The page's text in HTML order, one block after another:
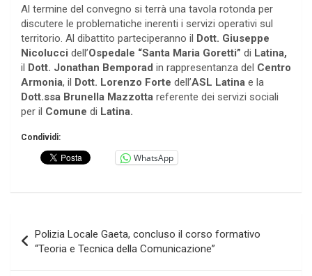
Al termine del convegno si terrà una tavola rotonda per
discutere le problematiche inerenti i servizi operativi sul
territorio. Al dibattito parteciperanno il Dott. Giuseppe
Nicolucci dell’Ospedale “Santa Maria Goretti” di Latina,
il Dott. Jonathan Bemporad in rappresentanza del Centro
Armonia, il Dott. Lorenzo Forte dell’ASL Latina e la
Dott.ssa Brunella Mazzotta referente dei servizi sociali
per il Comune di Latina.
Condividi:
WhatsApp
articoli
Polizia Locale Gaeta, concluso il corso formativo
“Teoria e Tecnica della Comunicazione”